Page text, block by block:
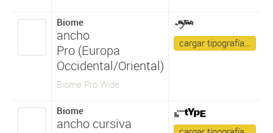
Biome
ancho
Pro (Europa
Occidental/Oriental)
Biome Pro Wide
cargar tipografía…
Biome
ancho cursiva